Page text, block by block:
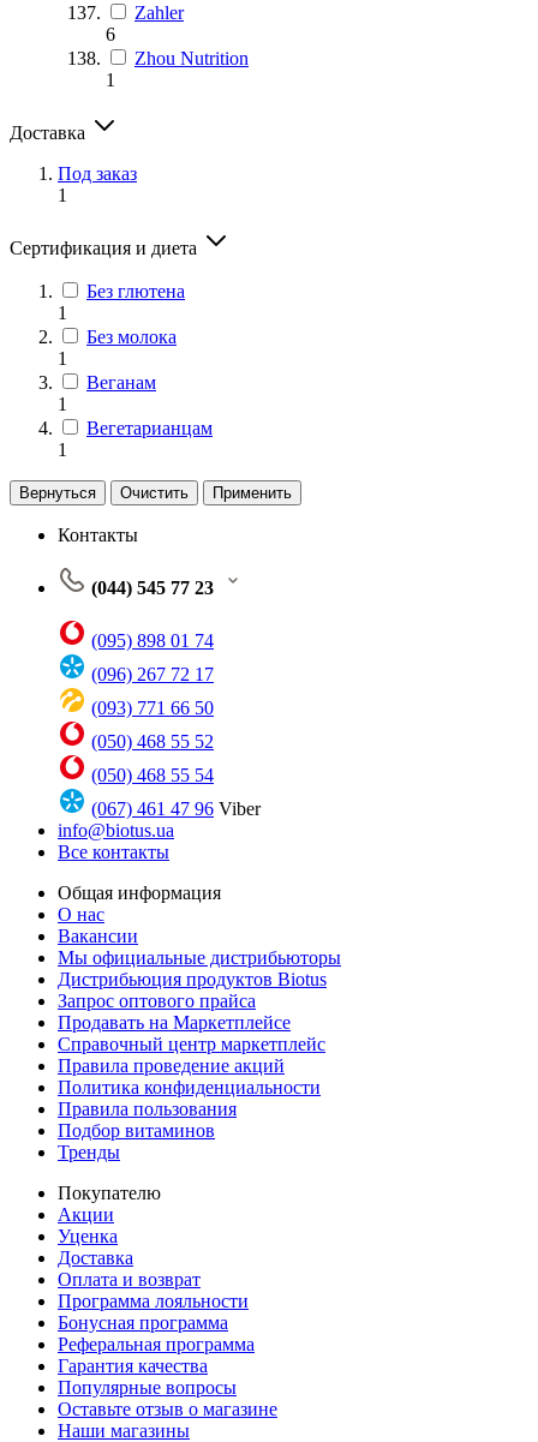
Zahler
6
Zhou Nutrition
1
Доставка
Под заказ
1
Сертификация и диета
Без глютена
1
Без молока
1
Веганам
1
Вегетарианцам
1
Вернуться Очистить Применить
Контакты
(044) 545 77 23
(095) 898 01 74
(096) 267 72 17
(093) 771 66 50
(050) 468 55 52
(050) 468 55 54
(067) 461 47 96 Viber
info@biotus.ua
Все контакты
Общая информация
О нас
Вакансии
Мы официальные дистрибьюторы
Дистрибьюция продуктов Biotus
Запрос оптового прайса
Продавать на Маркетплейсе
Справочный центр маркетплейс
Правила проведение акций
Политика конфиденциальности
Правила пользования
Подбор витаминов
Тренды
Покупателю
Акции
Уценка
Доставка
Оплата и возврат
Программа лояльности
Бонусная программа
Реферальная программа
Гарантия качества
Популярные вопросы
Оставьте отзыв о магазине
Наши магазины